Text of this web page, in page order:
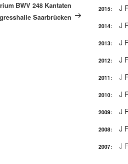
BWV 248 Kantaten
Saarbrücken
2015: J
2014: J
2013: J
2012: J
2011: J
2010: J
2009: J
2008: J
2007: J F